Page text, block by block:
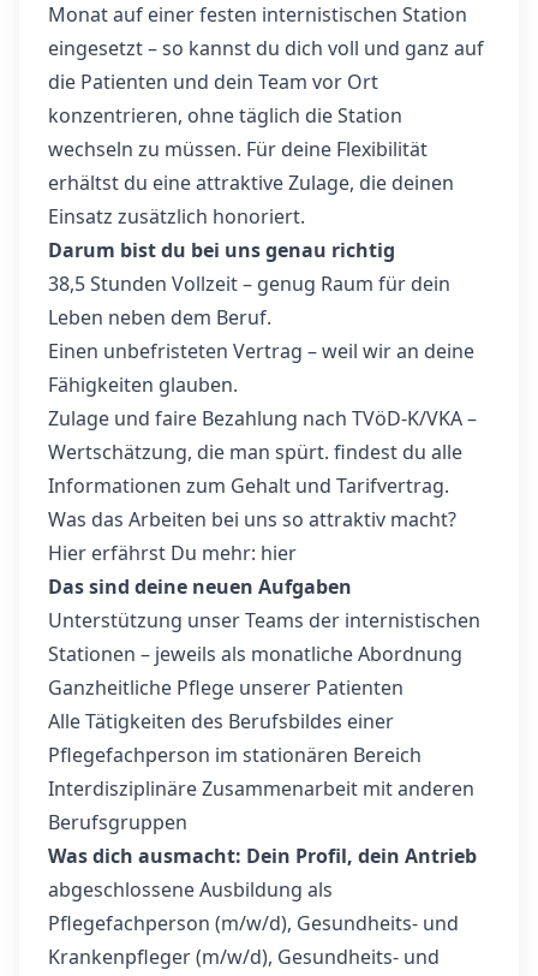
Monat auf einer festen internistischen Station
eingesetzt – so kannst du dich voll und ganz auf
die Patienten und dein Team vor Ort
konzentrieren, ohne täglich die Station
wechseln zu müssen. Für deine Flexibilität
erhältst du eine attraktive Zulage, die deinen
Einsatz zusätzlich honoriert.
Darum bist du bei uns genau richtig
38,5 Stunden Vollzeit – genug Raum für dein
Leben neben dem Beruf.
Einen unbefristeten Vertrag – weil wir an deine
Fähigkeiten glauben.
Zulage und faire Bezahlung nach TVöD-K/VKA –
Wertschätzung, die man spürt. findest du alle
Informationen zum Gehalt und Tarifvertrag.
Was das Arbeiten bei uns so attraktiv macht?
Hier erfährst Du mehr: hier
Das sind deine neuen Aufgaben
Unterstützung unser Teams der internistischen
Stationen – jeweils als monatliche Abordnung
Ganzheitliche Pflege unserer Patienten
Alle Tätigkeiten des Berufsbildes einer
Pflegefachperson im stationären Bereich
Interdisziplinäre Zusammenarbeit mit anderen
Berufsgruppen
Was dich ausmacht: Dein Profil, dein Antrieb
abgeschlossene Ausbildung als
Pflegefachperson (m/w/d), Gesundheits- und
Krankenpfleger (m/w/d), Gesundheits- und